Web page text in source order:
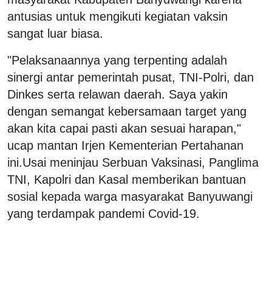
antusias untuk mengikuti kegiatan vaksin
sangat luar biasa.
"Pelaksanaannya yang terpenting adalah
sinergi antar pemerintah pusat, TNI-Polri, dan
Dinkes serta relawan daerah. Saya yakin
dengan semangat kebersamaan target yang
akan kita capai pasti akan sesuai harapan,"
ucap mantan Irjen Kementerian Pertahanan
ini.Usai meninjau Serbuan Vaksinasi, Panglima
TNI, Kapolri dan Kasal memberikan bantuan
sosial kepada warga masyarakat Banyuwangi
yang terdampak pandemi Covid-19.